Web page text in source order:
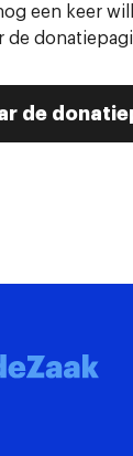
bestuur
een keer
de
de